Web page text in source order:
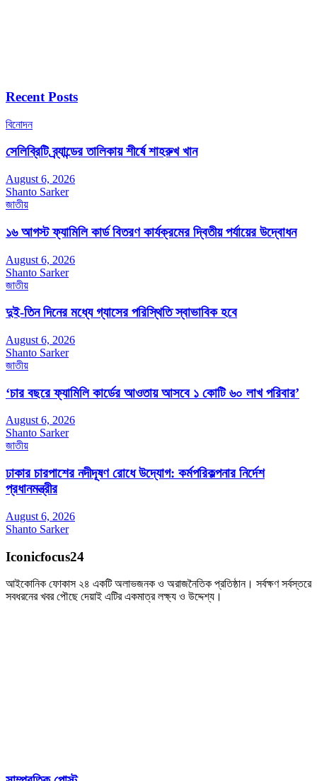
Recent Posts
বিনোদন
সেলিব্রিটি ব্র্যান্ডের তালিকায় শীর্ষে শাহরুখ খান
August 6, 2026
Shanto Sarker
জাতীয়
১৬ আগস্ট ফ্যামিলি কার্ড বিতরণ কার্যক্রমের দ্বিতীয় পর্যায়ের উদ্বোধন
August 6, 2026
Shanto Sarker
জাতীয়
দুই-তিন দিনের মধ্যে গ্যাসের পরিস্থিতি স্বাভাবিক হবে
August 6, 2026
Shanto Sarker
জাতীয়
‘চার বছরে ফ্যামিলি কার্ডের আওতায় আসবে ১ কোটি ৬০ লাখ পরিবার’
August 6, 2026
Shanto Sarker
জাতীয়
ঢাকার চারপাশের নদীদূষণ রোধে উদ্যোগ: কর্মপরিকল্পনার নির্দেশ
প্রধানমন্ত্রীর
August 6, 2026
Shanto Sarker
Iconicfocus24
আইকোনিক ফোকাস ২৪ একটি অলাভজনক ও অরাজনৈতিক প্রতিষ্ঠান। সর্বক্ষণ সর্বস্তরে
সবধরনের খবর পৌছে দেয়াই এটির একমাত্র লক্ষ্য ও উদ্দেশ্য।